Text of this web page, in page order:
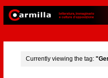
Currently viewing the tag: